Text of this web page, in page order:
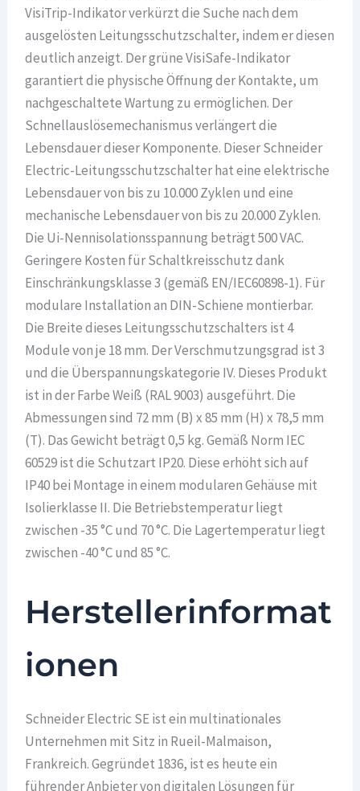
VisiTrip-Indikator verkürzt die Suche nach dem
ausgelösten Leitungsschutzschalter, indem er diesen
deutlich anzeigt. Der grüne VisiSafe-Indikator
garantiert die physische Öffnung der Kontakte, um
nachgeschaltete Wartung zu ermöglichen. Der
Schnellauslösemechanismus verlängert die
Lebensdauer dieser Komponente. Dieser Schneider
Electric-Leitungsschutzschalter hat eine elektrische
Lebensdauer von bis zu 10.000 Zyklen und eine
mechanische Lebensdauer von bis zu 20.000 Zyklen.
Die Ui-Nennisolationsspannung beträgt 500 VAC.
Geringere Kosten für Schaltkreisschutz dank
Einschränkungsklasse 3 (gemäß EN/IEC60898-1). Für
modulare Installation an DIN-Schiene montierbar.
Die Breite dieses Leitungsschutzschalters ist 4
Module von je 18 mm. Der Verschmutzungsgrad ist 3
und die Überspannungskategorie IV. Dieses Produkt
ist in der Farbe Weiß (RAL 9003) ausgeführt. Die
Abmessungen sind 72 mm (B) x 85 mm (H) x 78,5 mm
(T). Das Gewicht beträgt 0,5 kg. Gemäß Norm IEC
60529 ist die Schutzart IP20. Diese erhöht sich auf
IP40 bei Montage in einem modularen Gehäuse mit
Isolierklasse II. Die Betriebstemperatur liegt
zwischen -35 °C und 70 °C. Die Lagertemperatur liegt
zwischen -40 °C und 85 °C.
Herstellerinformat
ionen
Schneider Electric SE ist ein multinationales
Unternehmen mit Sitz in Rueil-Malmaison,
Frankreich. Gegründet 1836, ist es heute ein
führender Anbieter von digitalen Lösungen für